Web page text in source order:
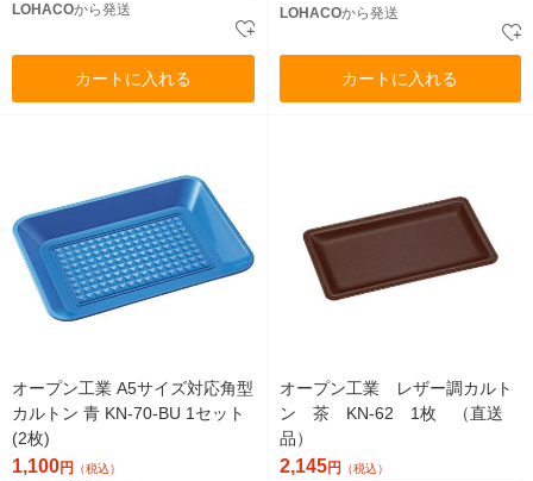
LOHACOから発送
カートに入れる
LOHACOから発送
カートに入れる
オープン工業 A5サイズ対応角型
カルトン 青 KN-70-BU 1セット
(2枚)
1,100円 （税込）
オープン工業 レザー調カルト
ン 茶 KN-62 1枚 （直送
品）
2,145円 （税込）